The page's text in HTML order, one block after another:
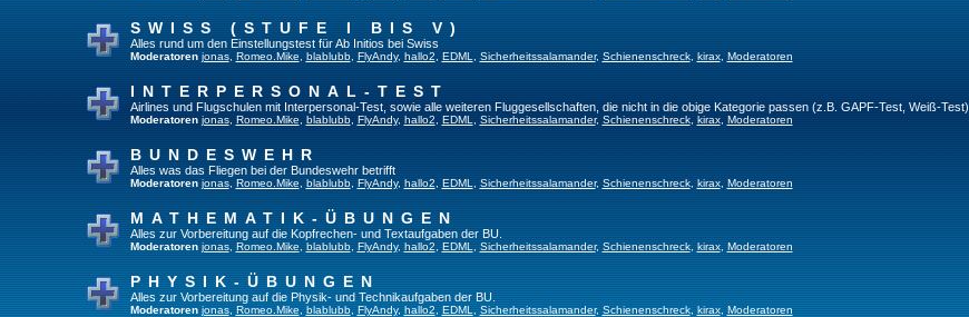
SWISS (STUFE I BIS V)
Alles rund um den Einstellungstest für Ab Initios bei Swiss
Moderatoren jonas, Romeo.Mike blablubb, FlyAndy, hallo2 EDML Sicherheitssalamander, Schienenschreck, kirax, Moderatoren
INTERPERSONAL-TEST
Airlines und Flugschulen mit Interpersonal-Test, sowie alle weiteren Fluggesellschaften, die nicht in die obige Kategorie passen (z.B. GAPF-Test, Weiß-Test)
Moderatoren jonas, Romeo.Mike blablubb, FlyAndy, hallo2 EDML Sicherheitssalamander, Schienenschreck, kirax, Moderatoren
BUNDESWEHR
Alles was das Fliegen bei der Bundeswehr betrifft
Moderatoren jonas, Romeo.Mike blablubb, FlyAndy, hallo2 EDML Sicherheitssalamander, Schienenschreck, kirax, Moderatoren
MATHEMATIK-ÜBUNGEN
Alles zur Vorbereitung auf die Kopfrechen- und Textaufgaben der BU.
Moderatoren jonas, Romeo.Mike, blablubb, FlyAndy, hallo2 EDML Sicherheitssalamander, Schienenschreck, kirax, Moderatoren
PHYSIK-ÜBUNGEN
Alles zur Vorbereitung auf die Physik- und Technikaufgaben der BU.
Moderatoren jonas, Romeo.Mike blablubb, FlyAndy, hallo2 EDML Sicherheitssalamander, Schienenschreck, kirax, Moderatoren